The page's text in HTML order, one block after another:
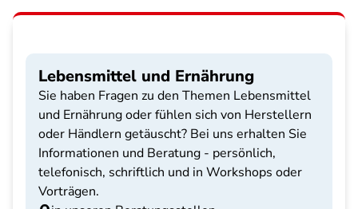
Lebensmittel und Ernährung
Sie haben Fragen zu den Themen Lebensmittel
und Ernährung oder fühlen sich von Herstellern
oder Händlern getäuscht? Bei uns erhalten Sie
Informationen und Beratung - persönlich,
telefonisch, schriftlich und in Workshops oder
Vorträgen.